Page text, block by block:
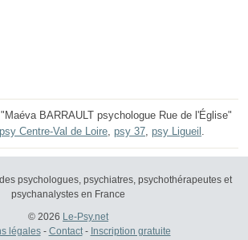
BARRAULT psychologue Rue de l'Église"
psy Centre-Val de Loire, psy 37, psy Ligueil .
psychologues, psychiatres, psychothérapeutes et
psychanalystes en France
© 2026 Le-Psy.net
légales- Contact- Inscription gratuite